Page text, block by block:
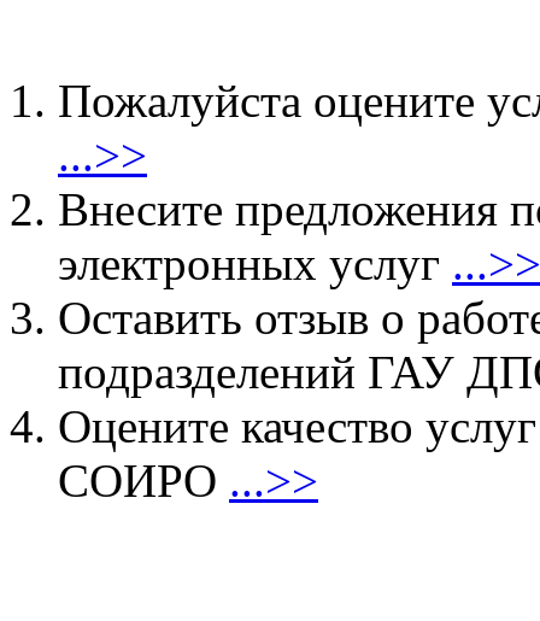
Пожалуйста оцените
...>>
Внесите предложения
электронных услуг ...>>
Оставить отзыв о
подразделений ГАУ
Оцените качество
СОИРО ...>>